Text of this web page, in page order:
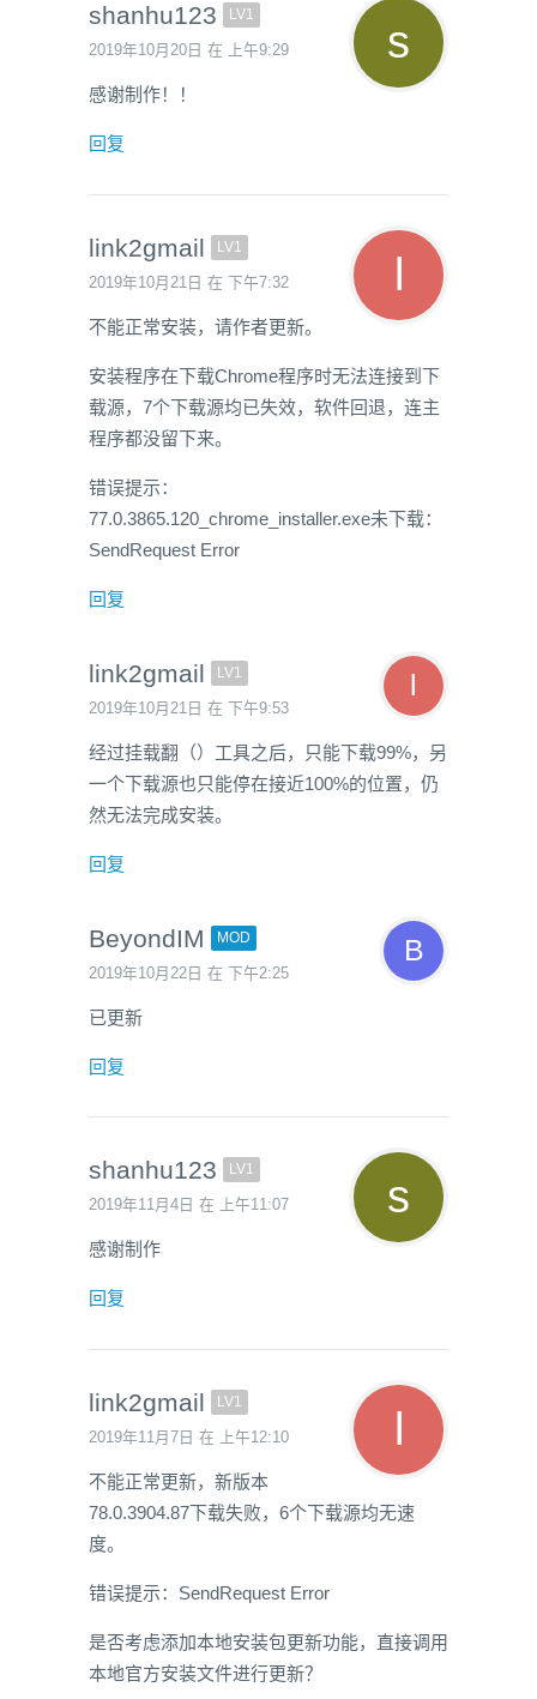
shanhu123 LV1
2019年10月20日 在 上午9:29
感谢制作！！
回复
link2gmail LV1
2019年10月21日 在 下午7:32
不能正常安装，请作者更新。
安装程序在下载Chrome程序时无法连接到下
载源，7个下载源均已失效，软件回退，连主
程序都没留下来。
错误提示：
77.0.3865.120_chrome_installer.exe未下载：
SendRequest Error
回复
link2gmail LV1
2019年10月21日 在 下午9:53
经过挂载翻（）工具之后，只能下载99%，另
一个下载源也只能停在接近100%的位置，仍
然无法完成安装。
回复
BeyondIM MOD
2019年10月22日 在 下午2:25
已更新
回复
shanhu123 LV1
2019年11月4日 在 上午11:07
感谢制作
回复
link2gmail LV1
2019年11月7日 在 上午12:10
不能正常更新，新版本
78.0.3904.87下载失败，6个下载源均无速
度。
错误提示：SendRequest Error
是否考虑添加本地安装包更新功能，直接调用
本地官方安装文件进行更新？